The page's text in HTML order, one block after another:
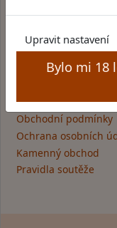
Upravit nastavení
Bylo mi 18
Provozovatel
Obchodní podmínky
Ochrana osobních
Kamenný obchod
Pravidla soutěže